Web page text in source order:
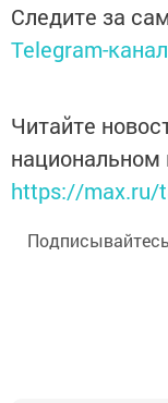
Следите за
Telegram-
Читайте
https://max.ru/